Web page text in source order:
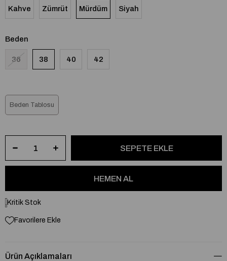
Kahve Zümrüt Mürdüm Siyah
Beden
36 38 40 42
Beden Tablosu
Kritik Stok
Favorilere Ekle
Ürün Açıklamaları